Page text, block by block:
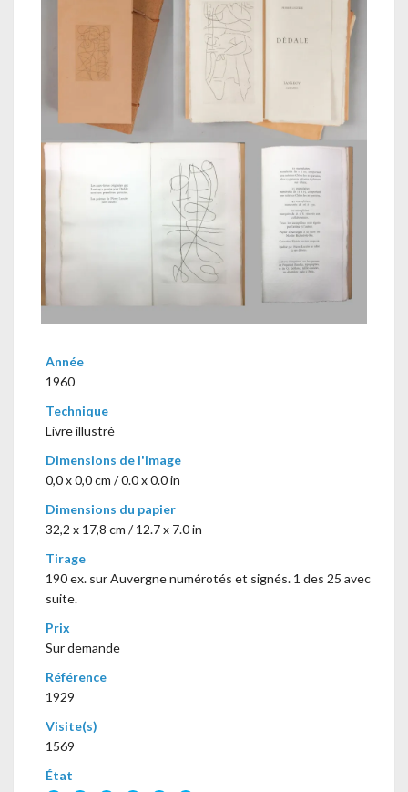
Année
1960
Technique
Livre illustré
Dimensions de l'image
0,0 x 0,0 cm / 0.0 x 0.0 in
Dimensions du papier
32,2 x 17,8 cm / 12.7 x 7.0 in
Tirage
190 ex. sur Auvergne numérotés et signés. 1 des 25 avec
suite.
Prix
Sur demande
Référence
1929
Visite(s)
1569
État